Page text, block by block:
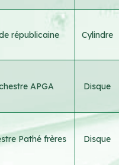
républicaine Cylindre
APGA Disque
Pathé frères Disque